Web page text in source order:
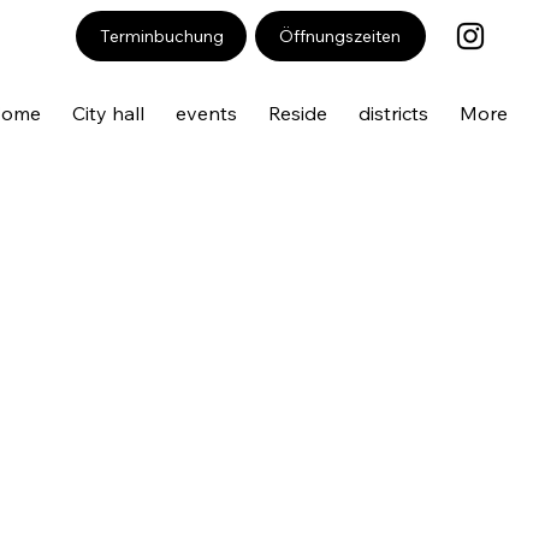
Terminbuchung Öffnungszeiten
City hall events Reside districts More